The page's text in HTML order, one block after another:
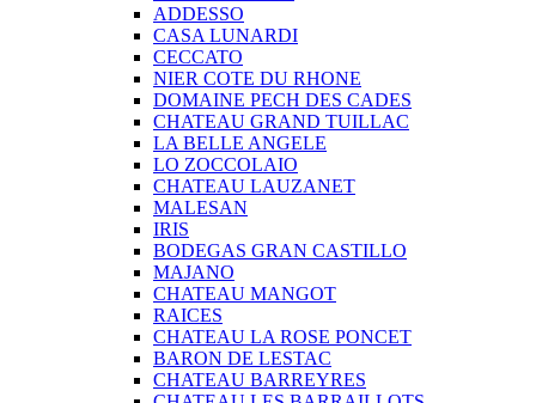
ADDESSO
CASA LUNARDI
CECCATO
NIER COTE DU RHONE
DOMAINE PECH DES CADES
CHATEAU GRAND TUILLAC
LA BELLE ANGELE
LO ZOCCOLAIO
CHATEAU LAUZANET
MALESAN
IRIS
BODEGAS GRAN CASTILLO
MAJANO
CHATEAU MANGOT
RAICES
CHATEAU LA ROSE PONCET
BARON DE LESTAC
CHATEAU BARREYRES